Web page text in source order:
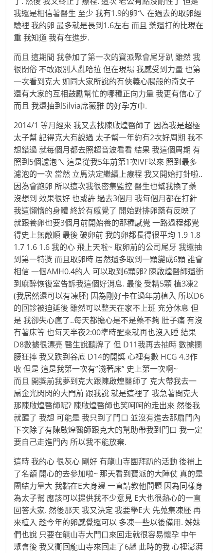
我還是相信著醫生 至少 我有1.9的卵ㄟ 在過去的取卵經
驗裡 我的卵 最多就是長到1.6左右 而且 藥還打的比現在
重 我知道 我有在進步.
而且 這期間 我參加了第一次的寶派聚會尾牙趴 雖然 我
很閉俗 不敢跟別人亂哈拉 但在現場 我感受到力量 也第
一次看到克大 如同大家所說的有俠義心腸般的奇女子
還有大家的互相鼓勵幫忙的哪種正向力量 我更有信心了
而且 我還抽到Silvia席薇雅 的好孕方巾.
2014/1 等月經來 我又去找陳啟煌醫師了 因為我是超極
太子幫 記得克大有說過 太子幫一年約有2次好周期 我不
想錯過 就每個月都去照超音波看看 結果 我這個周期 有
照到5個濾泡ㄟ 這是從我5年前第1次IVF以來 照到最多
濾泡的一次 當然 立馬決定繼續上療程 我又開始打針啦..
因為會跑卵 所以這次我很密集監控 醫生也幫我換了藥
沒想到 效果很好 也或許 過去3個月 我每個月都在打針
我這懶惰的身體 終於有感覺了 開始對排卵藥有反映了
就跟養卵也要3個月前開始養的那種感覺 一路過程都覺
得史上無敵順 最後 破卵前 我的卵都長得很平均 1.9 1.8
1.7 1.6 1.6 我的心 飛上天啦~ 取卵前的公司尾牙 我還抽
到第一特獎 而且取卵時 居然還多取到一顆變成6顆 誰會
相信 一個AMH0.4的人 可以取到6顆卵? 陳啟煌醫師還衝
到麻醉恢復室告訴我這個好消息. 最後 受精5顆 植3凍2
(我居然還可以有凍胚) 因為剛好卡在過年前植入 所以D6
的回診被迫延後 雖然可以整天在家不上班 充分休息 但
是 我卻失心瘋了..每天都擔心是不是藥不夠 肚子痛 有沒
有著床等 也每天半夜2:00準時醒來就再也沒入睡 結果
D8數據很漂亮 醫生說聽牌了 但 D11我再去抽時 數據攔
腰狂摔 我又跌到谷底 D14的開獎 心裡有數 HCG 4.3作
收 但是 這是我第一次有”淺著床” 史上第一次啊~
而且 開獎前我夢到克大跟陳啟煌醫師了 克大帶我去一
扇金光閃閃的大門前 跟我說 就是這裡了 我急著問克大
那陳啟煌醫師呢? 陳啟煌醫師也笑呵呵的走出來 然後我
就醒了 我想 可能是 我只到了門口 並沒有進去那扇門內
下次除了有陳啟煌醫師跟克大的幫助帶我到門口 我一定
要自己走進門內 所以我不能放棄.
這時 我的心 很灰心 剛好 有龍山寺團拜趴的活動 後補上
了名額 開心的去參加啦~ 那天看到寶派的大陣仗 真的是
團結力量大 我黏在E大身邊 一直請教他問題 因為同樣身
為太子幫 應該可以提供我不少意見 E大也很熱心的一直
回答大家. 然後那天 我又決定 我要學E大 先蒐集凍胚 再
來植入 趁今年的卵感覺還可以 多凍一些以後備用. 姊妹
們也說 只要在龍山寺大門口來回走就很容易懷孕 中午
聚會後 我又衝回龍山寺來回走了6趟 此時的我 心裡澎湃